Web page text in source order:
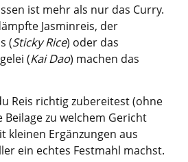
ist mehr als nur das Curry.
Jasminreis, der
(Sticky Rice) oder das
(Kai Dao) machen das
Reis richtig zubereitest (ohne
Beilage zu welchem Gericht
kleinen Ergänzungen aus
ein echtes Festmahl machst.